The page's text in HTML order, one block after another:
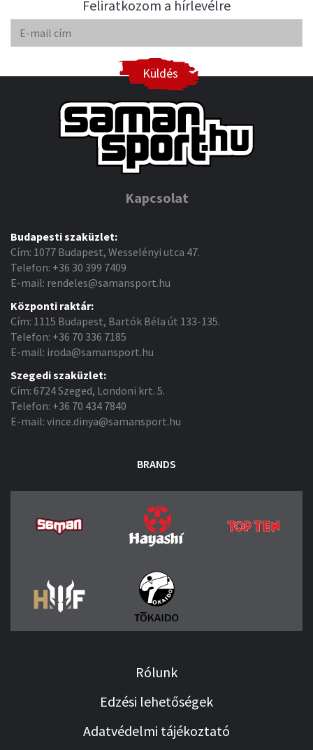
Feliratkozom a hírlevélre
Küldés
Kapcsolat
Budapesti szaküzlet:
Cím: 1077 Budapest, Wesselényi utca 47.
Telefon: +36 30 399 7409
E-mail: rendeles@samansport.hu
Központi raktár:
Cím: 1115 Budapest, Bartók Béla út 133-135.
Telefon: +36 70 336 7185
E-mail: iroda@samansport.hu
Szegedi szaküzlet:
Cím: 6724 Szeged, Londoni krt. 5.
Telefon: +36 70 434 7840
E-mail: vince.dinya@samansport.hu
BRANDS
Rólunk
Edzési lehetőségek
Adatvédelmi tájékoztató